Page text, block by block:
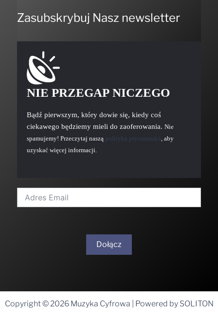
Zasubskrybuj Nasz newsletter
NIE PRZEGAP NICZEGO
Bądź pierwszym, który dowie się, kiedy coś
ciekawego będziemy mieli do zaoferowania. Nie
spamujemy! Przeczytaj naszą politykę prywatności, aby
uzyskać więcej informacji.
Dołącz
Copyright © 2026 Muzyka Cyfrowa | Powered by SOLITON